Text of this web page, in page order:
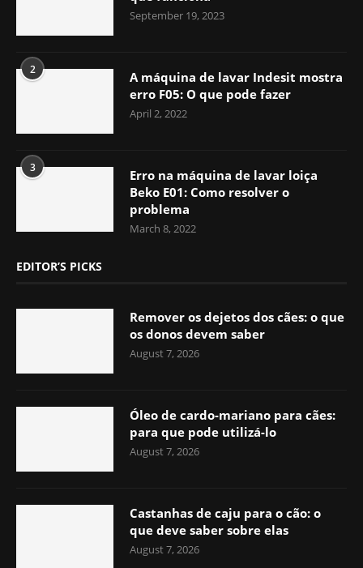
September 19, 2023
2
A máquina de lavar Indesit mostra
erro F05: O que pode fazer
April 2, 2022
3
Erro na máquina de lavar loiça
Beko E01: Como resolver o
problema
March 8, 2022
EDITOR’S PICKS
Remover os dejetos dos cães: o que
os donos devem saber
August 7, 2026
Óleo de cardo-mariano para cães:
para que pode utilizá-lo
August 7, 2026
Castanhas de caju para o cão: o
que deve saber sobre elas
August 7, 2026